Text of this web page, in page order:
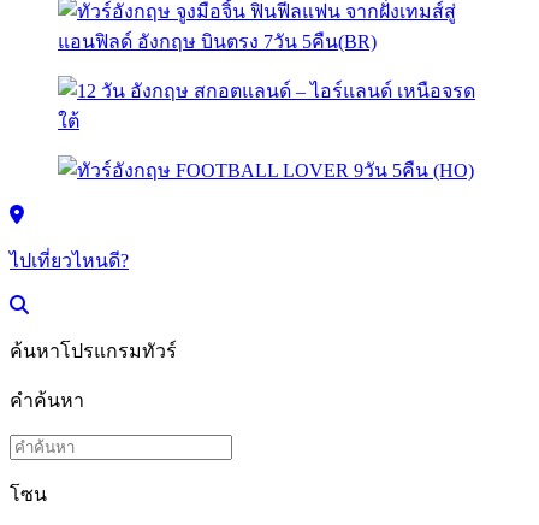
ไปเที่ยวไหนดี?
ค้นหาโปรแกรมทัวร์
คำค้นหา
โซน